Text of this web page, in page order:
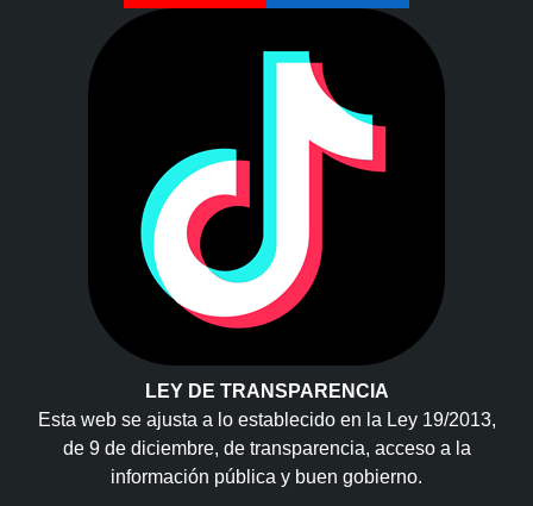
LEY DE TRANSPARENCIA
Esta web se ajusta a lo establecido en la Ley 19/2013,
de 9 de diciembre, de transparencia, acceso a la
información pública y buen gobierno.